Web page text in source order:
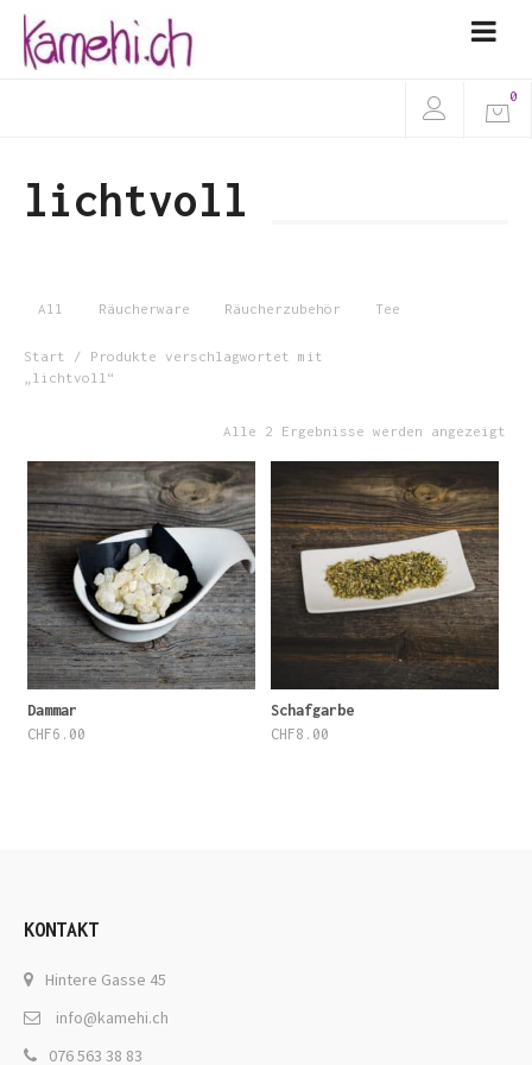
0
lichtvoll
All Räucherware Räucherzubehör Tee
Start
/ Produkte verschlagwortet mit
„lichtvoll“
Alle 2 Ergebnisse werden angezeigt
Dammar
CHF6.00
Schafgarbe
CHF8.00
KONTAKT
Hintere Gasse 45
info@kamehi.ch
076 563 38 83